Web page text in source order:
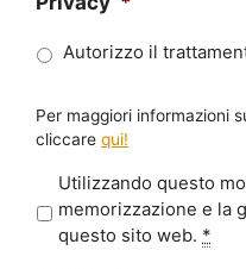
Autorizzo il
Per maggiori informazioni
cliccare qui!
r
Utilizzando questo
memorizzazione e la
questo sito web. *